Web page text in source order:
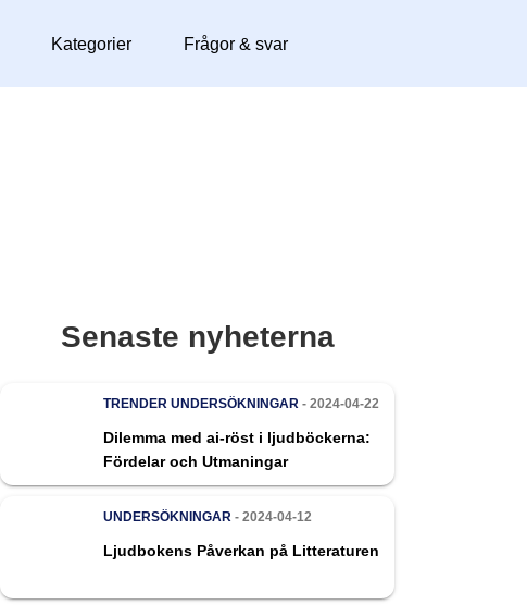
Kategorier Frågor & svar
Senaste nyheterna
TRENDER UNDERSÖKNINGAR - 2024-04-22
Dilemma med ai-röst i ljudböckerna:
Fördelar och Utmaningar
UNDERSÖKNINGAR - 2024-04-12
Ljudbokens Påverkan på Litteraturen